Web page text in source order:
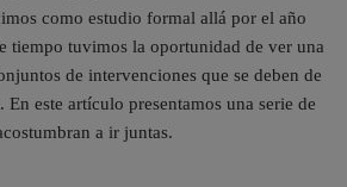
como estudio formal allá por el año
tiempo tuvimos la oportunidad de ver una
de intervenciones que se deben de
este artículo presentamos una serie de
a ir juntas.